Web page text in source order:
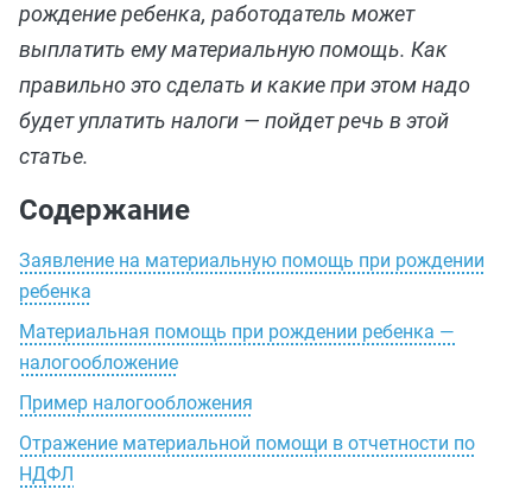
рождение ребенка, работодатель может
выплатить ему материальную помощь. Как
правильно это сделать и какие при этом надо
будет уплатить налоги — пойдет речь в этой
статье.
Содержание
Заявление на материальную помощь при рождении
ребенка
Материальная помощь при рождении ребенка —
налогообложение
Пример налогообложения
Отражение материальной помощи в отчетности по
НДФЛ